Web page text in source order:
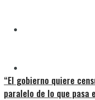
“El gobierno quiere
paralelo de lo que pasa